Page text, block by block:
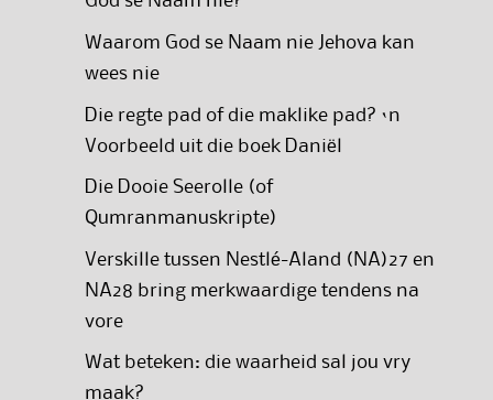
Waarom God se Naam nie Jehova kan
wees nie
Die regte pad of die maklike pad? ‘n
Voorbeeld uit die boek Daniël
Die Dooie Seerolle (of
Qumranmanuskripte)
Verskille tussen Nestlé-Aland (NA)27 en
NA28 bring merkwaardige tendens na
vore
Wat beteken: die waarheid sal jou vry
maak?